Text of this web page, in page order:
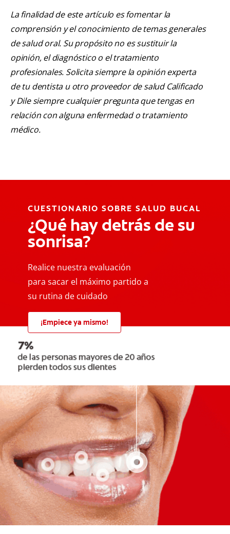
La finalidad de este artículo es fomentar la
comprensión y el conocimiento de temas generales
de salud oral. Su propósito no es sustituir la
opinión, el diagnóstico o el tratamiento
profesionales. Solicita siempre la opinión experta
de tu dentista u otro proveedor de salud Calificado
y Dile siempre cualquier pregunta que tengas en
relación con alguna enfermedad o tratamiento
médico.
CUESTIONARIO SOBRE SALUD BUCAL
¿Qué hay detrás de su
sonrisa?
Realice nuestra evaluación
para sacar el máximo partido a
su rutina de cuidado
¡Empiece ya mismo!